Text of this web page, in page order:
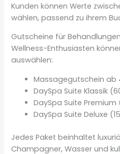
Kunden können Werte
wählen, passend zu ihrem
Gutscheine für
Wellness-Enthusiasten
auswählen:
Massagegutschein ab
DaySpa Suite Klassik
DaySpa Suite Premium
DaySpa Suite Deluxe
Jedes Paket beinhaltet
Champagner, Wasser und